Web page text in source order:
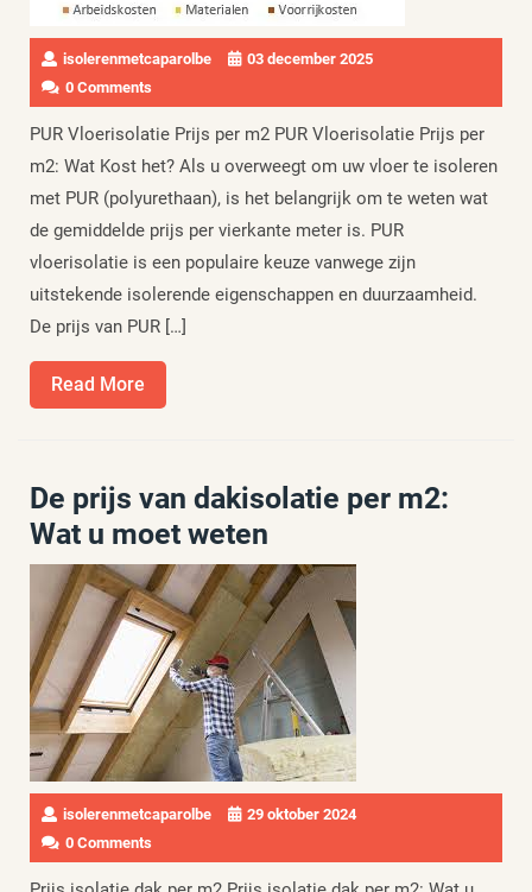
isolerenmetcaparolbe
03 december 2025
0 Comments
PUR Vloerisolatie Prijs per m2 PUR Vloerisolatie Prijs per
m2: Wat Kost het? Als u overweegt om uw vloer te isoleren
met PUR (polyurethaan), is het belangrijk om te weten wat
de gemiddelde prijs per vierkante meter is. PUR
vloerisolatie is een populaire keuze vanwege zijn
uitstekende isolerende eigenschappen en duurzaamheid.
De prijs van PUR […]
Read More
More
De prijs van dakisolatie per m2:
Wat u moet weten
isolerenmetcaparolbe
29 oktober 2024
0 Comments